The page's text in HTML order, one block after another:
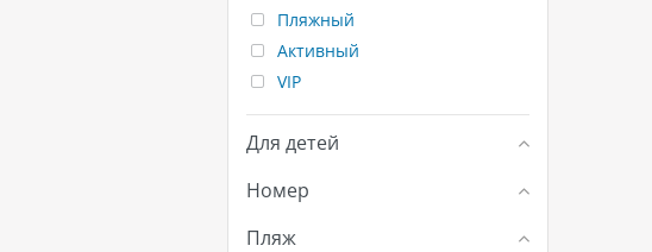
Пляжный
Активный
VIP
Для детей
Номер
Пляж